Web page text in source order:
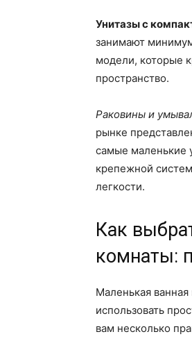
Унитазы с
занимают
модели, которые
пространство.
Раковины и
рынке
самые маленькие
крепежной
легкости.
Как
комнаты:
Маленькая
использовать
вам несколько